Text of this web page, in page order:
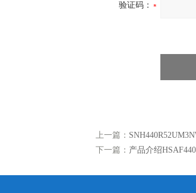
验证码：
上一篇：
下一篇： 产品介绍